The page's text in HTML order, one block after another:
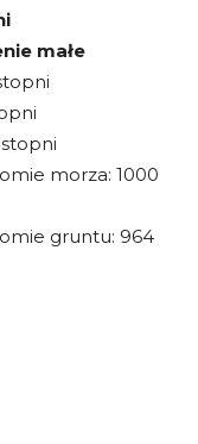
małe
morza: 1000
gruntu: 964